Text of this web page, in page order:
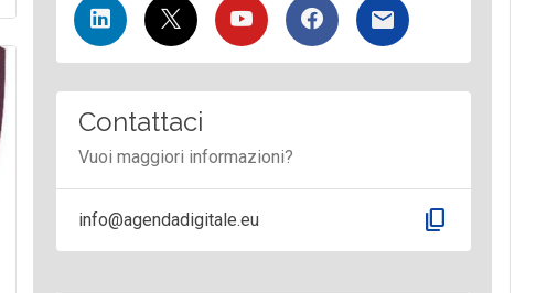
Contattaci
Vuoi maggiori informazioni?
info@agendadigitale.eu content_copy